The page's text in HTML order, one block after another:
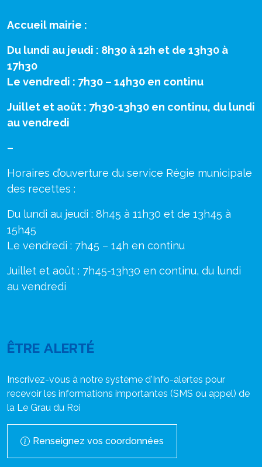
Accueil mairie :
Du lundi au jeudi : 8h30 à 12h et de 13h30 à
17h30
Le vendredi : 7h30 – 14h30 en continu
Juillet et août : 7h30-13h30 en continu, du lundi
au vendredi
–
Horaires d’ouverture du service Régie municipale
des recettes :
Du lundi au jeudi : 8h45 à 11h30 et de 13h45 à
15h45
Le vendredi : 7h45 – 14h en continu
Juillet et août : 7h45-13h30 en continu, du lundi
au vendredi
ÊTRE ALERTÉ
Inscrivez-vous à notre système d'Info-alertes pour
recevoir les informations importantes (SMS ou appel) de
la Le Grau du Roi
Renseignez vos coordonnées